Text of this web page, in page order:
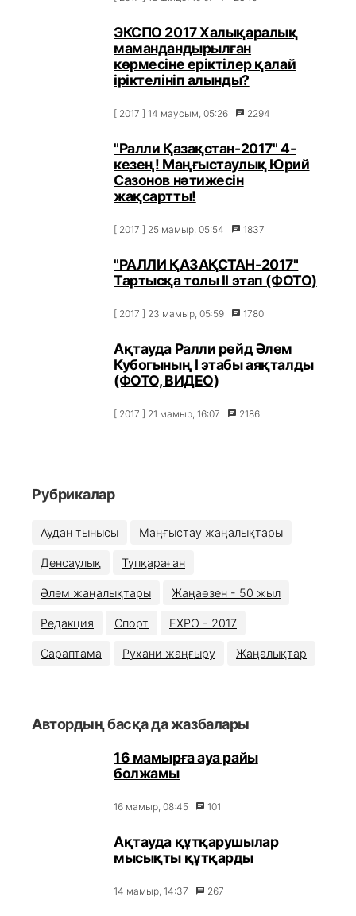
ЭКСПО 2017 Халықаралық
мамандандырылған
көрмесіне еріктілер қалай
іріктелініп алынды?
[ 2017 ] 14 маусым, 05:26 2294
"Ралли Қазақстан-2017" 4-
кезең! Маңғыстаулық Юрий
Сазонов нәтижесін
жақсартты!
[ 2017 ] 25 мамыр, 05:54 1837
"РАЛЛИ ҚАЗАҚСТАН-2017"
Тартысқа толы ІІ этап (ФОТО)
[ 2017 ] 23 мамыр, 05:59 1780
Ақтауда Ралли рейд Әлем
Кубогының I этабы аяқталды
(ФОТО, ВИДЕО)
[ 2017 ] 21 мамыр, 16:07 2186
Рубрикалар
Аудан тынысы Маңғыстау жаңалықтары
Денсаулық Түпқараған
Әлем жаңалықтары Жаңаөзен - 50 жыл
Редакция Спорт EXPO - 2017
Сараптама Рухани жаңғыру Жаңалықтар
Автордың басқа да жазбалары
16 мамырға ауа райы
болжамы
16 мамыр, 08:45 101
Ақтауда құтқарушылар
мысықты құтқарды
14 мамыр, 14:37 267